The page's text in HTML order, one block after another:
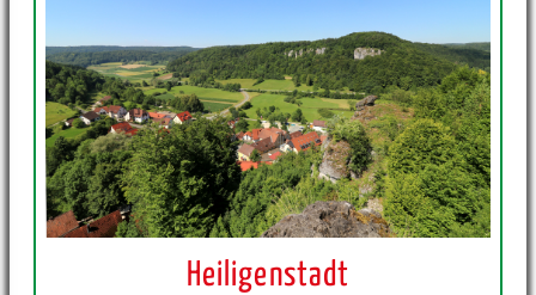
Heiligenstadt